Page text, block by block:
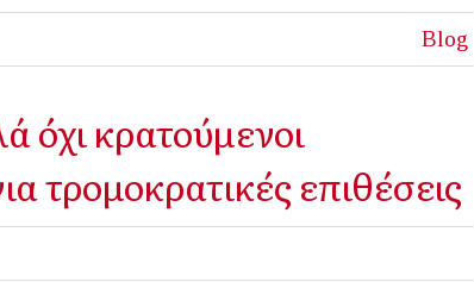
Blog
όχι κρατούμενοι
τρομοκρατικές επιθέσεις